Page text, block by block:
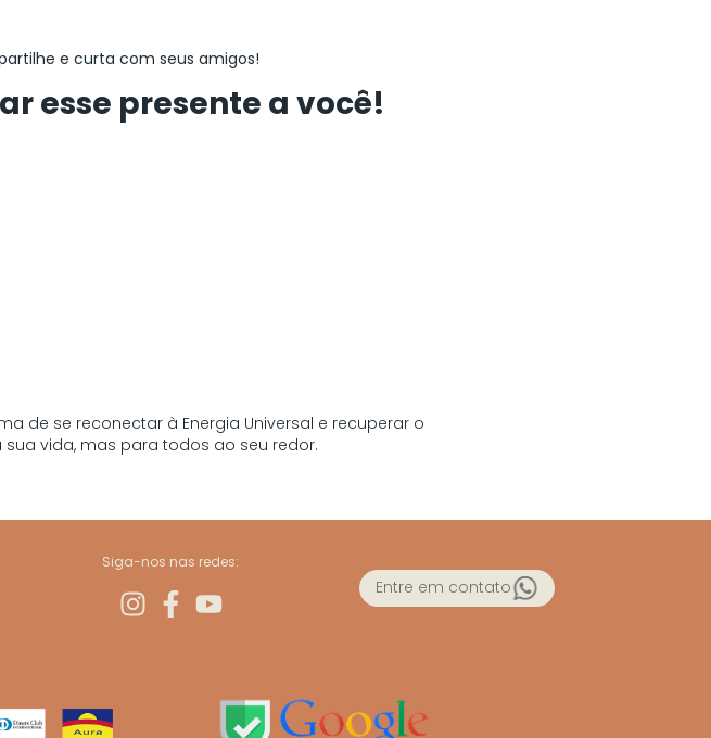
e curta com seus amigos!
esse presente a você!
de se reconectar à Energia Universal e recuperar o
vida, mas para todos ao seu redor.
Siga-nos nas redes:
Entre em contato